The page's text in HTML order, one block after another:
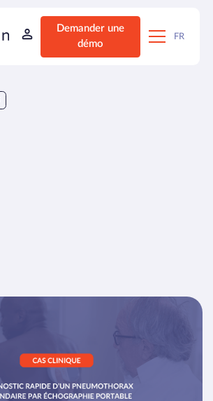
Demander une
démo
FR
: diagnostic